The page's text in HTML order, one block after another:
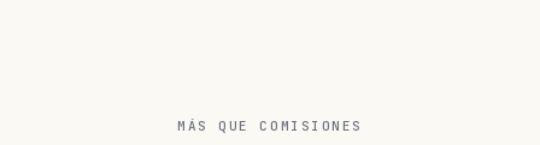
MÁS QUE COMISIONES